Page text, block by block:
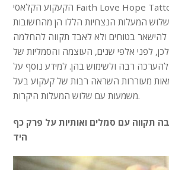
הקעקוע הקלאסי Faith Love Hope Tattoo כרגע אקטואלי
שלוש המעלות הנצחיות הללו הן מהחשובות
להישאר בטוחים ולא לאבד תקווה להחלמה
לפני אלפי שנים, העוצמה והסמליות של
להערכה רבה ולשימוש בהן. למידע נוסף על
מעוררות השראה רבות של קעקוע בעל
משמעות עם שלוש המעלות היקרות.
תקווה עם סמלים ואותיות על פרק כף
היד